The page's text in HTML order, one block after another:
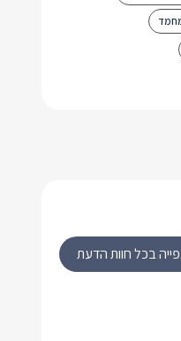
מחמד
בכל חוות הדעת